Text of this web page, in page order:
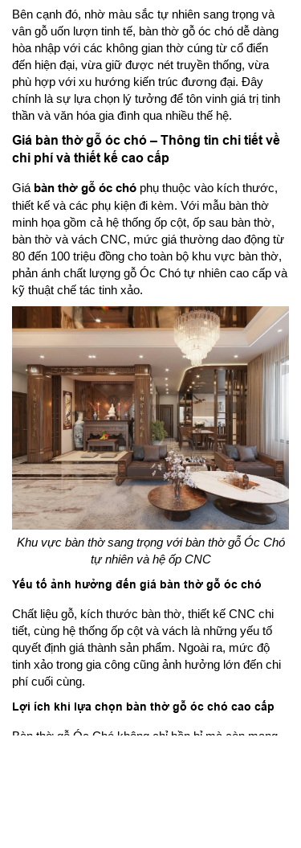
Bên cạnh đó, nhờ màu sắc tự nhiên sang trọng và
vân gỗ uốn lượn tinh tế, bàn thờ gỗ óc chó dễ dàng
hòa nhập với các không gian thờ cúng từ cổ điển
đến hiện đại, vừa giữ được nét truyền thống, vừa
phù hợp với xu hướng kiến trúc đương đại. Đây
chính là sự lựa chọn lý tưởng để tôn vinh giá trị tinh
thần và văn hóa gia đình qua nhiều thế hệ.
Giá bàn thờ gỗ óc chó – Thông tin chi tiết về
chi phí và thiết kế cao cấp
Giá bàn thờ gỗ óc chó phụ thuộc vào kích thước,
thiết kế và các phụ kiện đi kèm. Với mẫu bàn thờ
minh họa gồm cả hệ thống ốp cột, ốp sau bàn thờ,
bàn thờ và vách CNC, mức giá thường dao động từ
80 đến 100 triệu đồng cho toàn bộ khu vực bàn thờ,
phản ánh chất lượng gỗ Óc Chó tự nhiên cao cấp và
kỹ thuật chế tác tinh xảo.
Khu vực bàn thờ sang trọng với bàn thờ gỗ Óc Chó
tự nhiên và hệ ốp CNC
Yếu tố ảnh hưởng đến giá bàn thờ gỗ óc chó
Chất liệu gỗ, kích thước bàn thờ, thiết kế CNC chi
tiết, cùng hệ thống ốp cột và vách là những yếu tố
quyết định giá thành sản phẩm. Ngoài ra, mức độ
tinh xảo trong gia công cũng ảnh hưởng lớn đến chi
phí cuối cùng.
Lợi ích khi lựa chọn bàn thờ gỗ óc chó cao cấp
Bàn thờ gỗ Óc Chó không chỉ bền bỉ mà còn mang